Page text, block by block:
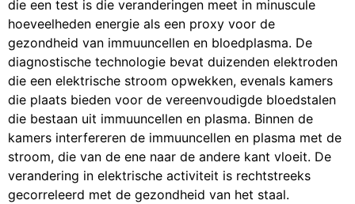
die een test is die veranderingen meet in minuscule
hoeveelheden energie als een proxy voor de
gezondheid van immuuncellen en bloedplasma. De
diagnostische technologie bevat duizenden elektroden
die een elektrische stroom opwekken, evenals kamers
die plaats bieden voor de vereenvoudigde bloedstalen
die bestaan uit immuuncellen en plasma. Binnen de
kamers interfereren de immuuncellen en plasma met de
stroom, die van de ene naar de andere kant vloeit. De
verandering in elektrische activiteit is rechtstreeks
gecorreleerd met de gezondheid van het staal.